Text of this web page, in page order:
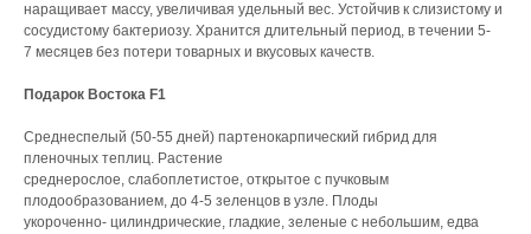
наращивает массу, увеличивая удельный вес. Устойчив к слизистому и
сосудистому бактериозу. Хранится длительный период, в течении 5-
7 месяцев без потери товарных и вкусовых качеств.
Подарок Востока F1
Среднеспелый (50-55 дней) партенокарпический гибрид для
пленочных теплиц. Растение
среднерослое, слабоплетистое, открытое с пучковым
плодообразованием, до 4-5 зеленцов в узле. Плоды
укороченно- цилиндрические, гладкие, зеленые с небольшим, едва